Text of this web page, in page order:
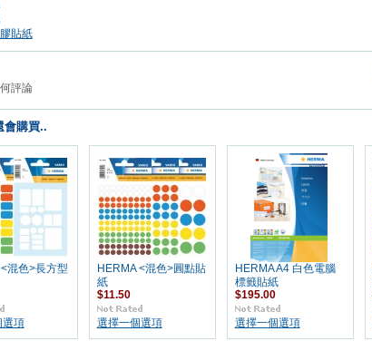
貼紙
評論
會購買..
混色>長方型
選項
HERMA <混色>圓點貼
紙
$11.50
選擇一個選項
HERMA A4 白色電腦
標籤貼紙
$195.00
選擇一個選項